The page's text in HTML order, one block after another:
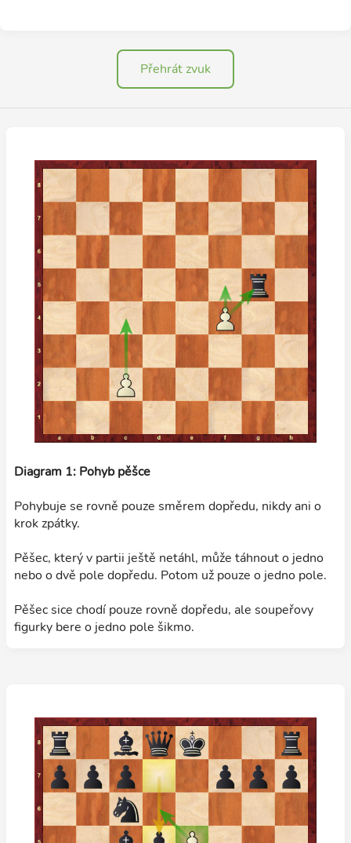
Přehrát zvuk
Diagram 1: Pohyb pěšce
Pohybuje se rovně pouze směrem dopředu, nikdy ani o
krok zpátky.
Pěšec, který v partii ještě netáhl, může táhnout o jedno
nebo o dvě pole dopředu. Potom už pouze o jedno pole.
Pěšec sice chodí pouze rovně dopředu, ale soupeřovy
figurky bere o jedno pole šikmo.